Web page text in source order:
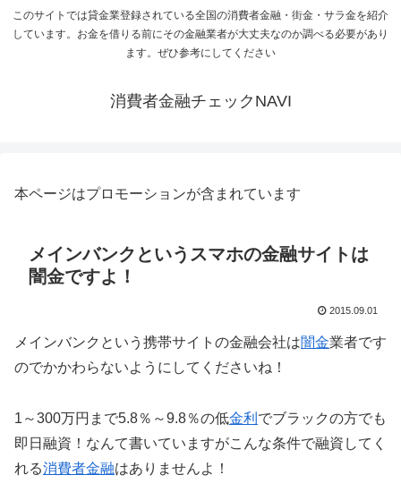
このサイトでは貸金業登録されている全国の消費者金融・街金・サラ金を紹介
しています。お金を借りる前にその金融業者が大丈夫なのか調べる必要があり
ます。ぜひ参考にしてください
消費者金融チェックNAVI
本ページはプロモーションが含まれています
メインバンクというスマホの金融サイトは
闇金ですよ！
2015.09.01
メインバンクという携帯サイトの金融会社は闇金業者です
のでかかわらないようにしてくださいね！
1～300万円まで5.8％～9.8％の低金利 でブラックの方でも
即日融資！なんて書いていますがこんな条件で融資してく
れる消費者金融はありませんよ！